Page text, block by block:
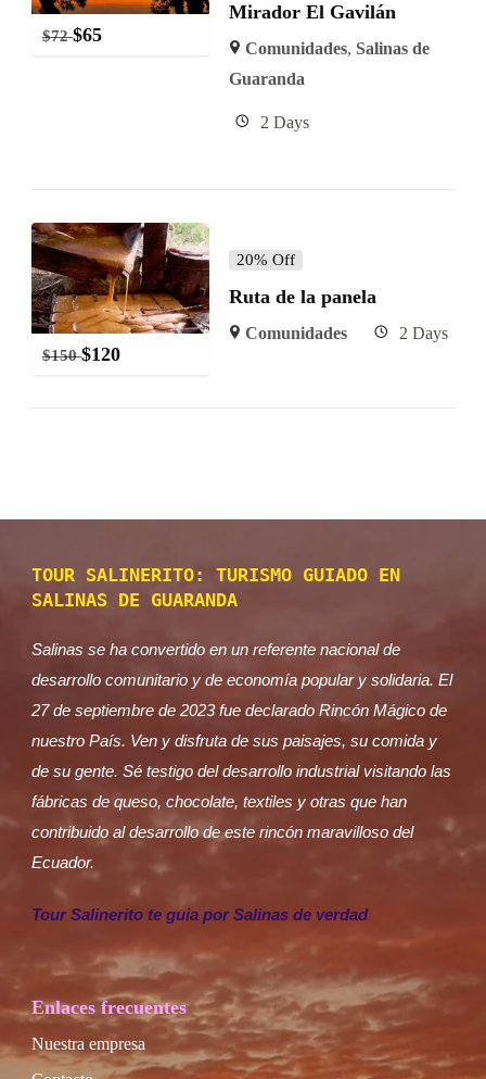
$72 $65
Mirador El Gavilán
Comunidades, Salinas de
Guaranda
2 Days
$150 $120
20% Off
Ruta de la panela
Comunidades 2 Days
TOUR SALINERITO: TURISMO GUIADO EN
SALINAS DE GUARANDA
Salinas se ha convertido en un referente nacional de
desarrollo comunitario y de economía popular y solidaria. El
27 de septiembre de 2023 fue declarado Rincón Mágico de
nuestro País. Ven y disfruta de sus paisajes, su comida y
de su gente. Sé testigo del desarrollo industrial visitando las
fábricas de queso, chocolate, textiles y otras que han
contribuido al desarrollo de este rincón maravilloso del
Ecuador.
Tour Salinerito te guia por Salinas de verdad
Enlaces frecuentes
Nuestra empresa